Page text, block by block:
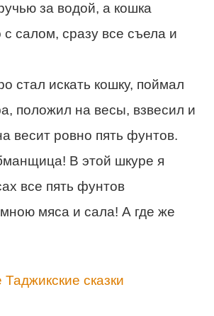
за водой, а кошка
салом, сразу все съела и
стал искать кошку, поймал
положил на весы, взвесил и
весит ровно пять фунтов.
В этой шкуре я
все пять фунтов
мяса и сала! А где же
Таджикские сказки